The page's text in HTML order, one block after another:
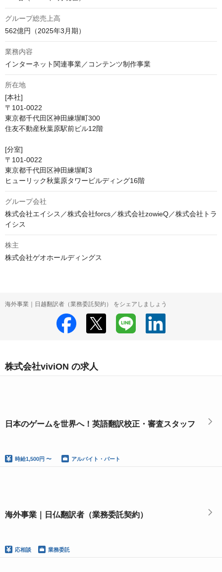
グループ総売上高
562億円（2025年3月期）
業務内容
インターネット関連事業／コンテンツ制作事業
所在地
[本社]
〒101-0022
東京都千代田区神田練塀町300
住友不動産秋葉原駅前ビル12階
[分室]
〒101-0022
東京都千代田区神田練塀町3
ヒューリック秋葉原タワービルディング16階
グループ会社
株式会社エイシス／株式会社forcs／株式会社zowieQ／株式会社トラ
イシス
株主
株式会社ゲオホールディングス
海外事業｜日越翻訳者（業務委託契約） をシェアしましょう
株式会社viviON の求人
日本のゲームを世界へ！英語翻訳校正・審査スタッフ
時給1,500円 〜 アルバイト・パート
海外事業｜日仏翻訳者（業務委託契約）
応相談 業務委託